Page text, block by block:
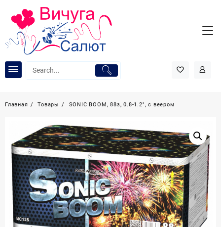
содержимому
Главная Товары SONIC BOOM, 88з, 0.8-1.2″, с веером